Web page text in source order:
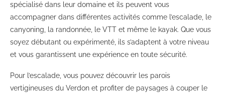
spécialisé dans leur domaine et ils peuvent vous
accompagner dans différentes activités comme l’escalade, le
canyoning, la randonnée, le VTT et même le kayak. Que vous
soyez débutant ou expérimenté, ils s’adaptent à votre niveau
et vous garantissent une expérience en toute sécurité.
Pour l’escalade, vous pouvez découvrir les parois
vertigineuses du Verdon et profiter de paysages à couper le